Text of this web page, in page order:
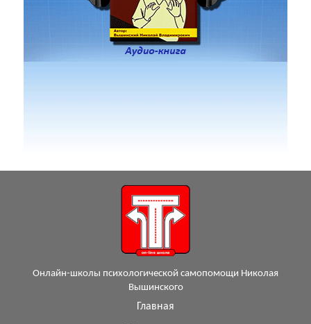
Онлайн-школы психологической самопомощи Николая
Вышинского
Главная